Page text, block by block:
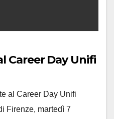
Career Day Unifi
al Career Day Unifi
Firenze, martedì 7